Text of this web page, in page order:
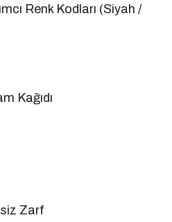
Renk Kodları (Siyah /
Kağıdı
Zarf